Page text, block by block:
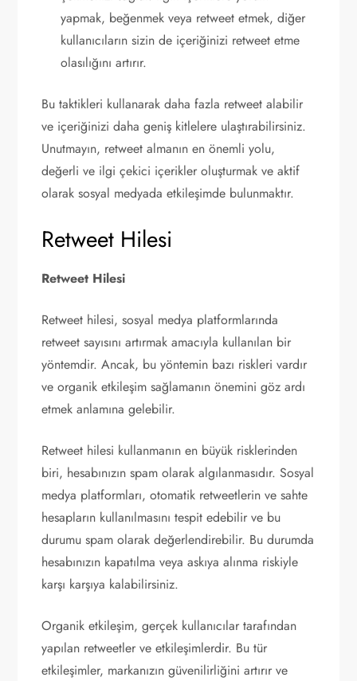
yapmak, beğenmek veya retweet etmek, diğer
kullanıcıların sizin de içeriğinizi retweet etme
olasılığını artırır.
Bu taktikleri kullanarak daha fazla retweet alabilir
ve içeriğinizi daha geniş kitlelere ulaştırabilirsiniz.
Unutmayın, retweet almanın en önemli yolu,
değerli ve ilgi çekici içerikler oluşturmak ve aktif
olarak sosyal medyada etkileşimde bulunmaktır.
Retweet Hilesi
Retweet Hilesi
Retweet hilesi, sosyal medya platformlarında
retweet sayısını artırmak amacıyla kullanılan bir
yöntemdir. Ancak, bu yöntemin bazı riskleri vardır
ve organik etkileşim sağlamanın önemini göz ardı
etmek anlamına gelebilir.
Retweet hilesi kullanmanın en büyük risklerinden
biri, hesabınızın spam olarak algılanmasıdır. Sosyal
medya platformları, otomatik retweetlerin ve sahte
hesapların kullanılmasını tespit edebilir ve bu
durumu spam olarak değerlendirebilir. Bu durumda
hesabınızın kapatılma veya askıya alınma riskiyle
karşı karşıya kalabilirsiniz.
Organik etkileşim, gerçek kullanıcılar tarafından
yapılan retweetler ve etkileşimlerdir. Bu tür
etkileşimler, markanızın güvenilirliğini artırır ve